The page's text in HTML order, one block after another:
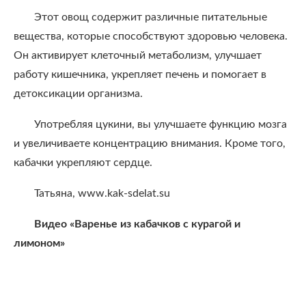
Этот овощ содержит различные питательные
вещества, которые способствуют здоровью человека.
Он активирует клеточный метаболизм, улучшает
работу кишечника, укрепляет печень и помогает в
детоксикации организма.
Употребляя цукини, вы улучшаете функцию мозга
и увеличиваете концентрацию внимания. Кроме того,
кабачки укрепляют сердце.
Татьяна, www.kak-sdelat.su
Видео «Варенье из кабачков с курагой и
лимоном»